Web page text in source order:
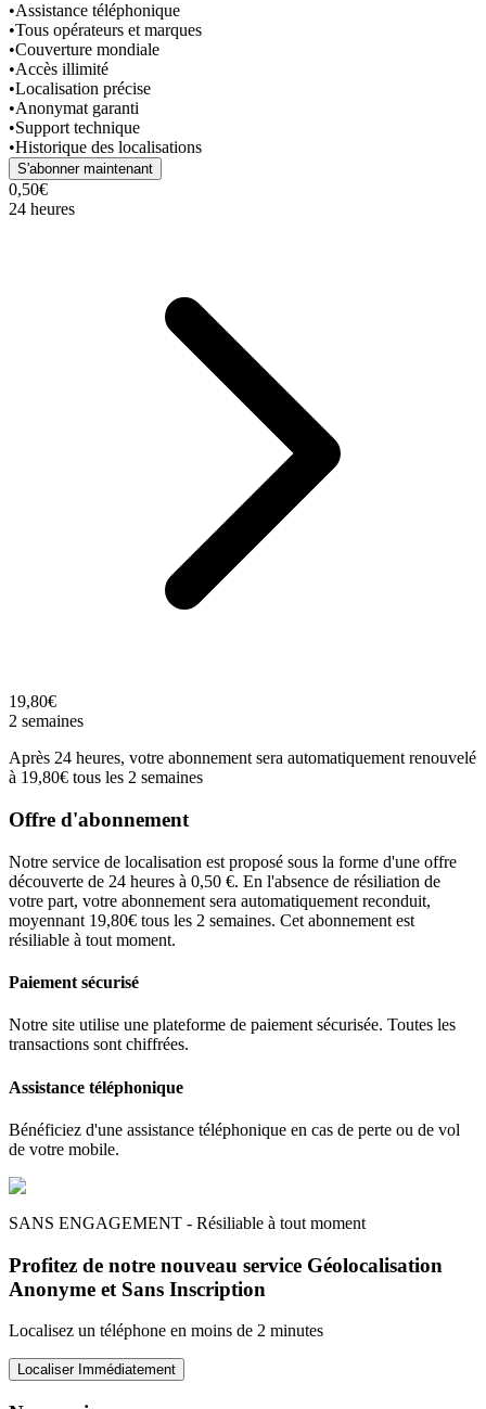
•Assistance téléphonique
•Tous opérateurs et marques
•Couverture mondiale
•Accès illimité
•Localisation précise
•Anonymat garanti
•Support technique
•Historique des localisations
S'abonner maintenant
0,50€
24 heures
19,80€
2 semaines
Après 24 heures, votre abonnement sera automatiquement renouvelé
à 19,80€ tous les 2 semaines
Offre d'abonnement
Notre service de localisation est proposé sous la forme d'une offre
découverte de 24 heures à 0,50 €. En l'absence de résiliation de
votre part, votre abonnement sera automatiquement reconduit,
moyennant 19,80€ tous les 2 semaines. Cet abonnement est
résiliable à tout moment.
Paiement sécurisé
Notre site utilise une plateforme de paiement sécurisée. Toutes les
transactions sont chiffrées.
Assistance téléphonique
Bénéficiez d'une assistance téléphonique en cas de perte ou de vol
de votre mobile.
SANS ENGAGEMENT - Résiliable à tout moment
Profitez de notre nouveau service Géolocalisation
Anonyme et Sans Inscription
Localisez un téléphone en moins de 2 minutes
Localiser Immédiatement